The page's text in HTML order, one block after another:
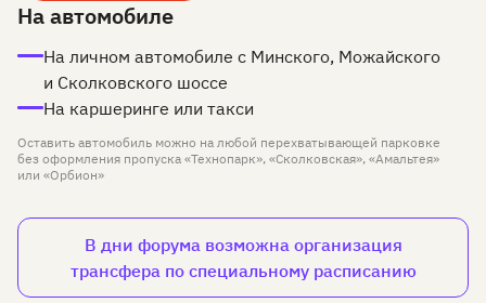
На автомобиле
На личном автомобиле с Минского, Можайского
и Сколковского шоссе
На каршеринге или такси
Оставить автомобиль можно на любой перехватывающей парковке
без оформления пропуска «Технопарк», «Сколковская», «Амальтея»
или «Орбион»
В дни форума возможна организация
трансфера по специальному расписанию